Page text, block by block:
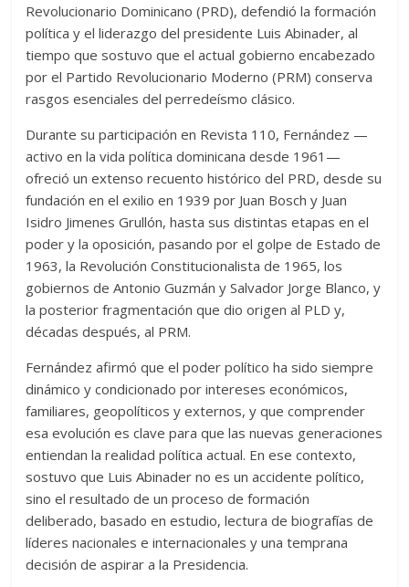
Revolucionario Dominicano (PRD), defendió la formación
política y el liderazgo del presidente Luis Abinader, al
tiempo que sostuvo que el actual gobierno encabezado
por el Partido Revolucionario Moderno (PRM) conserva
rasgos esenciales del perredeísmo clásico.
Durante su participación en Revista 110, Fernández —
activo en la vida política dominicana desde 1961—
ofreció un extenso recuento histórico del PRD, desde su
fundación en el exilio en 1939 por Juan Bosch y Juan
Isidro Jimenes Grullón, hasta sus distintas etapas en el
poder y la oposición, pasando por el golpe de Estado de
1963, la Revolución Constitucionalista de 1965, los
gobiernos de Antonio Guzmán y Salvador Jorge Blanco, y
la posterior fragmentación que dio origen al PLD y,
décadas después, al PRM.
Fernández afirmó que el poder político ha sido siempre
dinámico y condicionado por intereses económicos,
familiares, geopolíticos y externos, y que comprender
esa evolución es clave para que las nuevas generaciones
entiendan la realidad política actual. En ese contexto,
sostuvo que Luis Abinader no es un accidente político,
sino el resultado de un proceso de formación
deliberado, basado en estudio, lectura de biografías de
líderes nacionales e internacionales y una temprana
decisión de aspirar a la Presidencia.